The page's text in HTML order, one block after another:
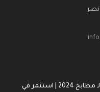
أفكار مبتكرة لتصميم الـ مطابخ 2024 | استثمر في